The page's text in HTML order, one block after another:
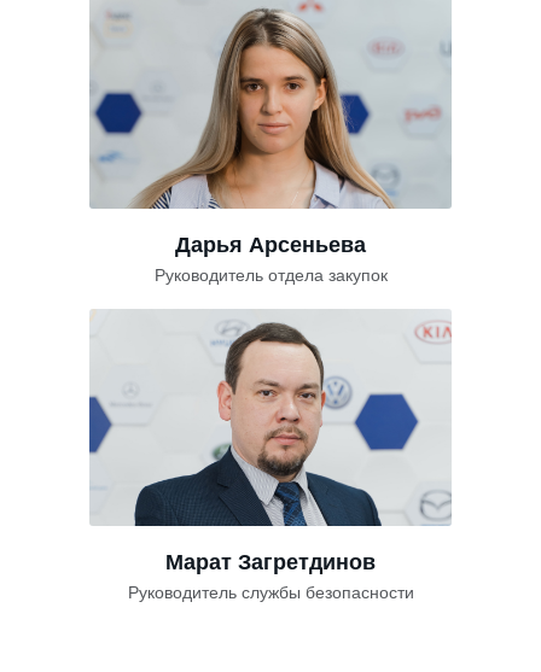
Дарья Арсеньева
Руководитель отдела закупок
Марат Загретдинов
Руководитель службы безопасности